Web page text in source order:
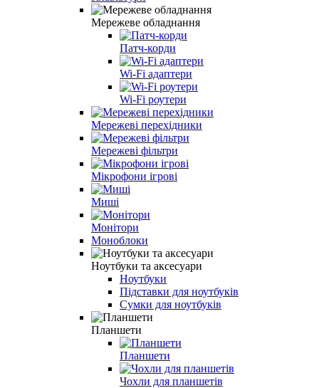
Мережеве обладнання
Патч-корди
Wi-Fi адаптери
Wi-Fi роутери
Мережеві перехідники
Мережеві фільтри
Мікрофони ігрові
Миші
Монітори
Моноблоки
Ноутбуки та аксесуари
Ноутбуки
Підставки для ноутбуків
Сумки для ноутбуків
Планшети
Планшети
Чохли для планшетів